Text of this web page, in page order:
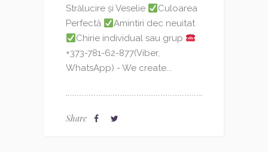
Strălucire și Veselie
Culoarea
Perfectă
Amintiri dec neuitat
Chirie individual sau grup
+373-781-62-877(Viber,
WhatsApp) - We create...
Share